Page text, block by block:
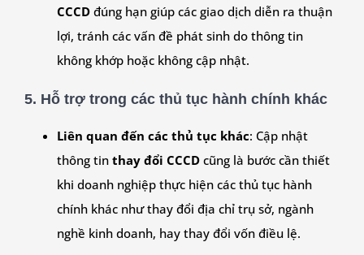
CCCD đúng hạn giúp các giao dịch diễn ra thuận
lợi, tránh các vấn đề phát sinh do thông tin
không khớp hoặc không cập nhật.
5. Hỗ trợ trong các thủ tục hành chính khác
Liên quan đến các thủ tục khác: Cập nhật
thông tin thay đổi CCCD cũng là bước cần thiết
khi doanh nghiệp thực hiện các thủ tục hành
chính khác như thay đổi địa chỉ trụ sở, ngành
nghề kinh doanh, hay thay đổi vốn điều lệ.